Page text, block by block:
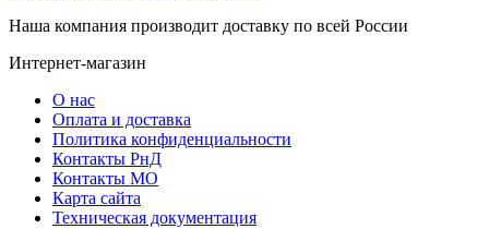
Наша компания производит доставку по всей России
Интернет-магазин
О нас
Оплата и доставка
Политика конфиденциальности
Контакты РнД
Контакты МО
Карта сайта
Техническая документация